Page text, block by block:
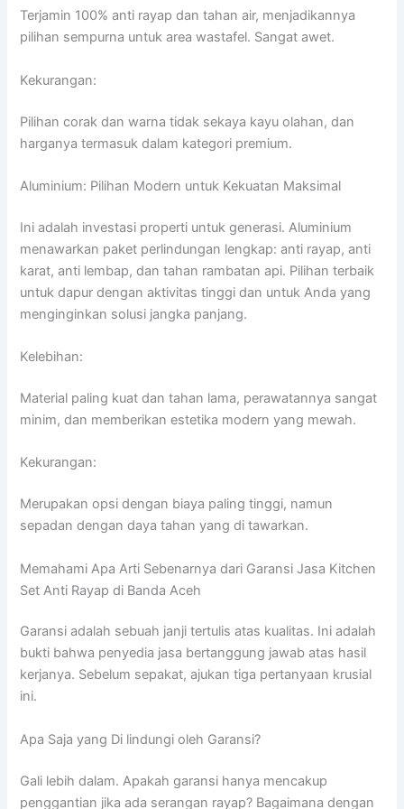
Terjamin 100% anti rayap dan tahan air, menjadikannya
pilihan sempurna untuk area wastafel. Sangat awet.
Kekurangan:
Pilihan corak dan warna tidak sekaya kayu olahan, dan
harganya termasuk dalam kategori premium.
Aluminium: Pilihan Modern untuk Kekuatan Maksimal
Ini adalah investasi properti untuk generasi. Aluminium
menawarkan paket perlindungan lengkap: anti rayap, anti
karat, anti lembap, dan tahan rambatan api. Pilihan terbaik
untuk dapur dengan aktivitas tinggi dan untuk Anda yang
menginginkan solusi jangka panjang.
Kelebihan:
Material paling kuat dan tahan lama, perawatannya sangat
minim, dan memberikan estetika modern yang mewah.
Kekurangan:
Merupakan opsi dengan biaya paling tinggi, namun
sepadan dengan daya tahan yang di tawarkan.
Memahami Apa Arti Sebenarnya dari Garansi Jasa Kitchen
Set Anti Rayap di Banda Aceh
Garansi adalah sebuah janji tertulis atas kualitas. Ini adalah
bukti bahwa penyedia jasa bertanggung jawab atas hasil
kerjanya. Sebelum sepakat, ajukan tiga pertanyaan krusial
ini.
Apa Saja yang Di lindungi oleh Garansi?
Gali lebih dalam. Apakah garansi hanya mencakup
penggantian jika ada serangan rayap? Bagaimana dengan